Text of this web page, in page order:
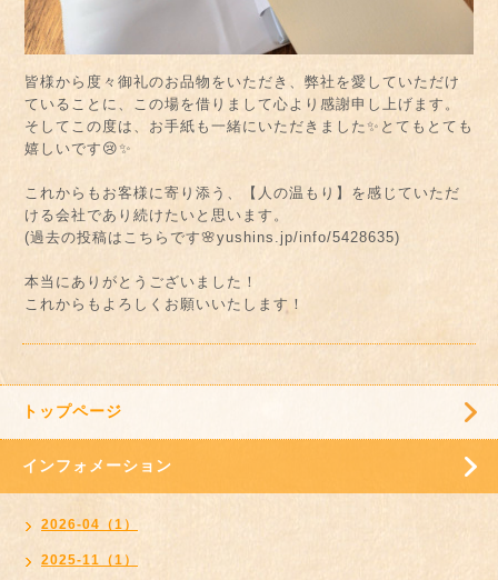
皆様から度々御礼のお品物をいただき、弊社を愛していただけ
ていることに、この場を借りまして心より感謝申し上げます。
そしてこの度は、お手紙も一緒にいただきました✨とてもとても
嬉しいです😢✨
これからもお客様に寄り添う、【人の温もり】を感じていただ
ける会社であり続けたいと思います。
(過去の投稿はこちらです🌸yushins.jp/info/5428635)
本当にありがとうございました！
これからもよろしくお願いいたします！
トップページ
インフォメーション
2026-04（1）
2025-11（1）